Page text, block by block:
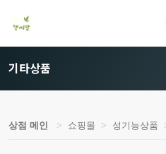
기타상품
상점 메인 쇼핑몰 성기능상품